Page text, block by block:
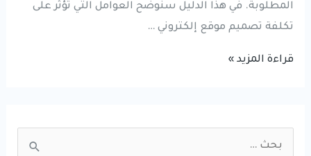
المطلوبة. في هذا الدليل سنوضح العوامل التي تؤثر على
تكلفة تصميم موقع إلكتروني …
تكلفة
2026
قراءة المزيد »